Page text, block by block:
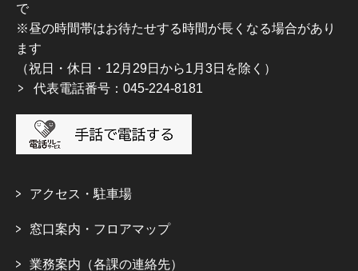
で
※昼の時間帯はお待たせする時間が長くなる場合があり
ます
（祝日・休日・12月29日から1月3日を除く）
代表電話番号：045-224-8181
アクセス・駐車場
窓口案内・フロアマップ
業務案内（各課の連絡先）